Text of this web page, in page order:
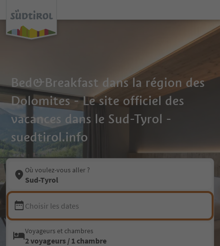
Bed&Breakfast dans la région des
Dolomites - Le site officiel des
vacances dans le Sud-Tyrol -
suedtirol.info
Où voulez-vous aller ?
Sud-Tyrol
Choisir les dates
Voyageurs et chambres
2 voyageurs / 1 chambre